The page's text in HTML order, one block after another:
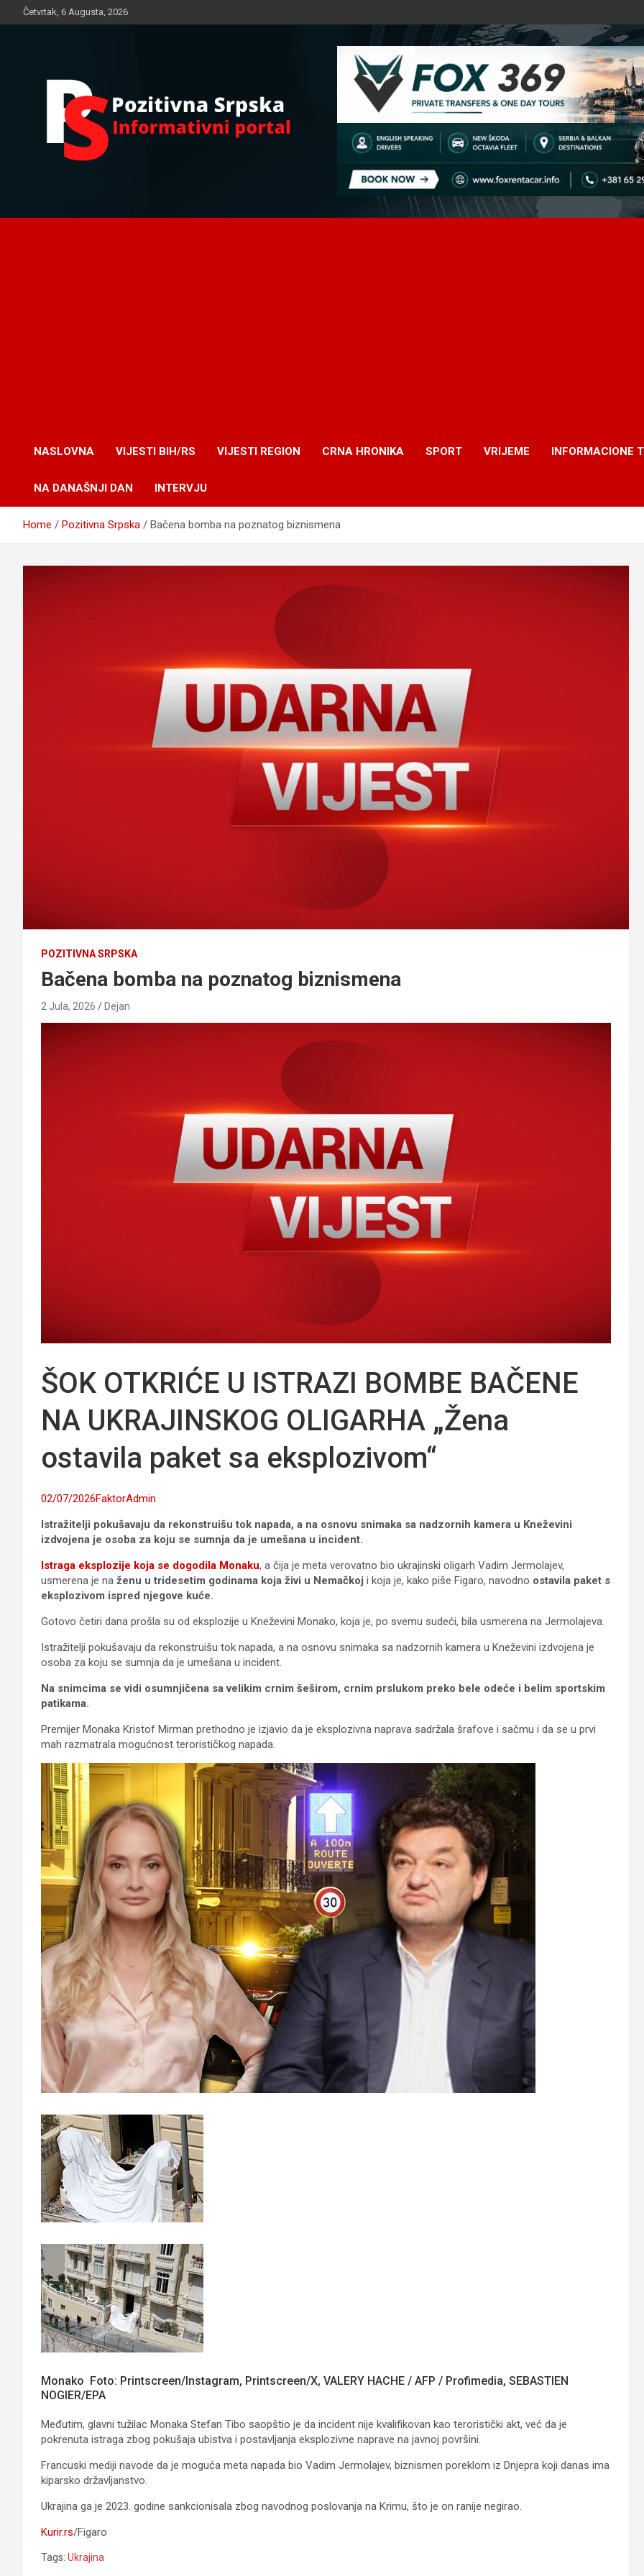
to
Četvrtak, 6 Augusta, 2026
NASLOVNA VIJESTI BIH/RS VIJESTI REGION CRNA HRONIKA SPORT VRIJEME INFORMACIONE
NA DANAŠNJI DAN INTERVJU
Home Pozitivna Srpska Bačena bomba na poznatog biznismena
POZITIVNA SRPSKA
Bačena bomba na poznatog biznismena
2 Jula, 2026 Dejan
ŠOK OTKRIĆE U ISTRAZI BOMBE BAČENE
NA UKRAJINSKOG OLIGARHA „Žena
ostavila paket sa eksplozivom“
02/07/2026FaktorAdmin
Istražitelji pokušavaju da rekonstruišu tok napada, a na osnovu snimaka sa nadzornih kamera u Kneževini
izdvojena je osoba za koju se sumnja da je umešana u incident.
Istraga eksplozije koja se dogodila Monaku, a čija je meta verovatno bio ukrajinski oligarh Vadim Jermolajev,
usmerena je na ženu u tridesetim godinama koja živi u Nemačkoj i koja je, kako piše Figaro, navodno ostavila paket s
eksplozivom ispred njegove kuće.
Gotovo četiri dana prošla su od eksplozije u Kneževini Monako, koja je, po svemu sudeći, bila usmerena na Jermolajeva.
Istražitelji pokušavaju da rekonstruišu tok napada, a na osnovu snimaka sa nadzornih kamera u Kneževini izdvojena je
osoba za koju se sumnja da je umešana u incident.
Na snimcima se vidi osumnjičena sa velikim crnim šeširom, crnim prslukom preko bele odeće i belim sportskim
patikama.
Premijer Monaka Kristof Mirman prethodno je izjavio da je eksplozivna naprava sadržala šrafove i sačmu i da se u prvi
mah razmatrala mogućnost terorističkog napada.
Monako Foto: Printscreen/Instagram, Printscreen/X, VALERY HACHE / AFP / Profimedia, SEBASTIEN
NOGIER/EPA
Međutim, glavni tužilac Monaka Stefan Tibo saopštio je da incident nije kvalifikovan kao teroristički akt, već da je
pokrenuta istraga zbog pokušaja ubistva i postavljanja eksplozivne naprave na javnoj površini.
Francuski mediji navode da je moguća meta napada bio Vadim Jermolajev, biznismen poreklom iz Dnjepra koji danas ima
kiparsko državljanstvo.
Ukrajina ga je 2023. godine sankcionisala zbog navodnog poslovanja na Krimu, što je on ranije negirao.
Kurir.rs/Figaro
Tags: Ukrajina